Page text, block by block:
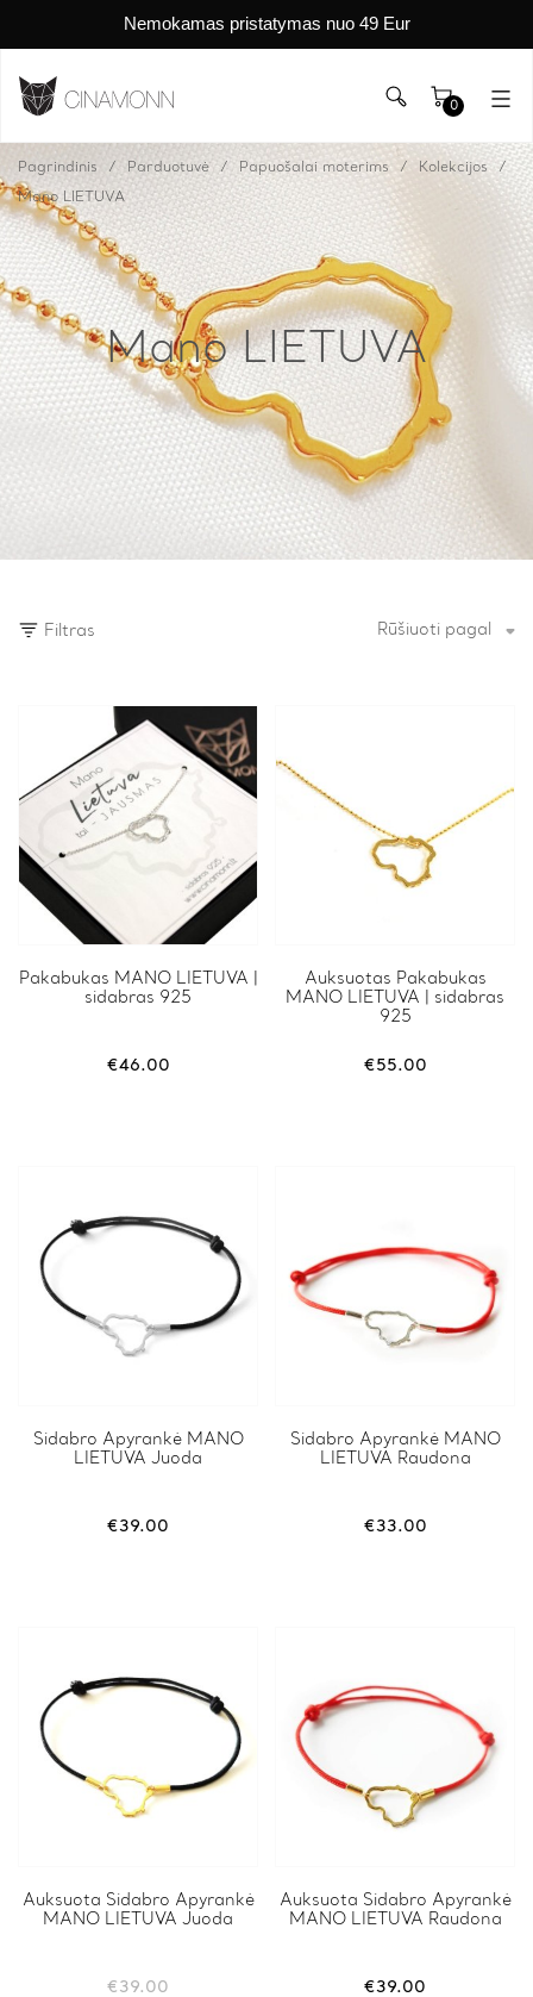
Nemokamas pristatymas nuo 49 Eur
0
Mano LIETUVA
Pagrindinis Parduotuvė Papuošalai moterims Kolekcijos
Mano LIETUVA
Filtras Rūšiuoti pagal
Pakabukas MANO LIETUVA |
sidabras 925
€46.00
Auksuotas Pakabukas
MANO LIETUVA | sidabras
925
€55.00
Sidabro Apyrankė MANO
LIETUVA Juoda
€39.00
Sidabro Apyrankė MANO
LIETUVA Raudona
€33.00
Auksuota Sidabro Apyrankė
MANO LIETUVA Juoda
€ 39.00
Auksuota Sidabro Apyrankė
MANO LIETUVA Raudona
€39.00